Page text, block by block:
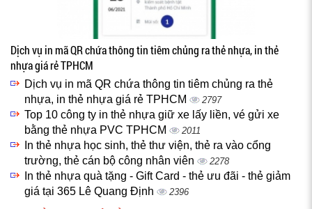
Dịch vụ in mã QR chứa thông tin tiêm chủng ra thẻ nhựa, in thẻ
nhựa giá rẻ TPHCM
Dịch vụ in mã QR chứa thông tin tiêm chủng ra thẻ
nhựa, in thẻ nhựa giá rẻ TPHCM
2797
Top 10 công ty in thẻ nhựa giữ xe lấy liền, vé gửi xe
bằng thẻ nhựa PVC TPHCM
2011
In thẻ nhựa học sinh, thẻ thư viện, thẻ ra vào cổng
trường, thẻ cán bộ công nhân viên
2278
In thẻ nhựa quà tặng - Gift Card - thẻ ưu đãi - thẻ giảm
giá tại 365 Lê Quang Định
2396